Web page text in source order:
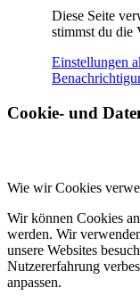
Diese Seite
stimmst du die
Einstellungen
Cookie- und
Wie wir Cookies
Wir können Cookies
werden. Wir
unsere Websites
Nutzererfahrung
anpassen.